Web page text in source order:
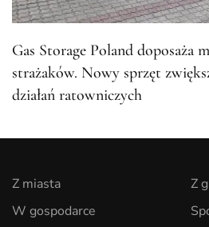
Gas Storage Poland doposaża
strażaków. Nowy sprzęt
działań ratowniczych
Z miasta
W gospodarce
Z